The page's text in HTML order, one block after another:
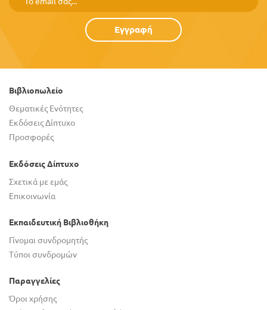
Εγγραφή
Βιβλιοπωλείο
Θεματικές Ενότητες
Εκδόσεις Δίπτυχο
Προσφορές
Εκδόσεις Δίπτυχο
Σχετικά με εμάς
Επικοινωνία
Εκπαιδευτική Βιβλιοθήκη
Γίνομαι συνδρομητής
Τύποι συνδρομών
Παραγγελίες
Όροι χρήσης